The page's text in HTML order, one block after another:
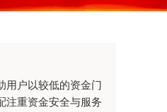
用户以较低的资金门
注重资金安全与服务